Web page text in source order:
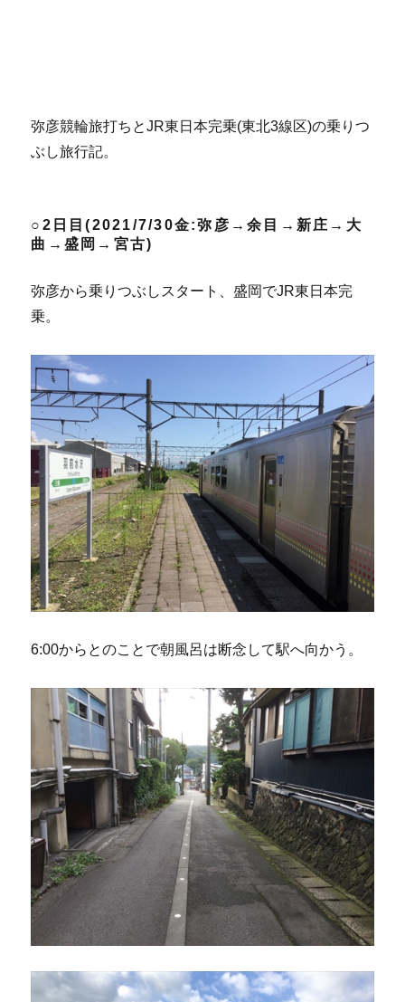
弥彦競輪旅打ちとJR東日本完乗(東北3線区)の乗りつ
ぶし旅行記。
○2日目(2021/7/30金:弥彦→余目→新庄→大
曲→盛岡→宮古)
弥彦から乗りつぶしスタート、盛岡でJR東日本完
乗。
6:00からとのことで朝風呂は断念して駅へ向かう。